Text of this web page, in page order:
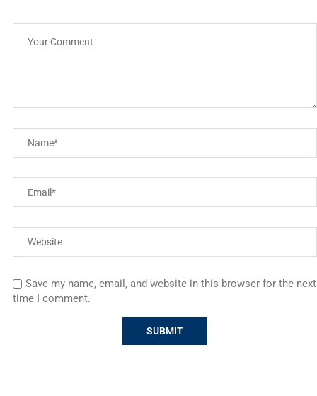
Save my name, email, and website in this browser for the next
time I comment.